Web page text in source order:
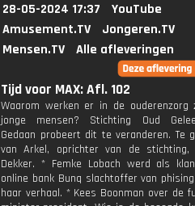
28-05-2024 17:37
YouTube
Amusement.TV
Jongeren.TV
Mensen.TV
Alle afleveringen
Tijd voor MAX: Afl. 102
Waarom werken er in de ouderenzorg
jonge mensen? Stichting Oud
Gedaan probeert dit te veranderen. Te
van Arkel, oprichter van de stichting,
Dekker. * Femke Lobach werd als
online bank Bunq slachtoffer van
haar verhaal. * Kees Boonman over de